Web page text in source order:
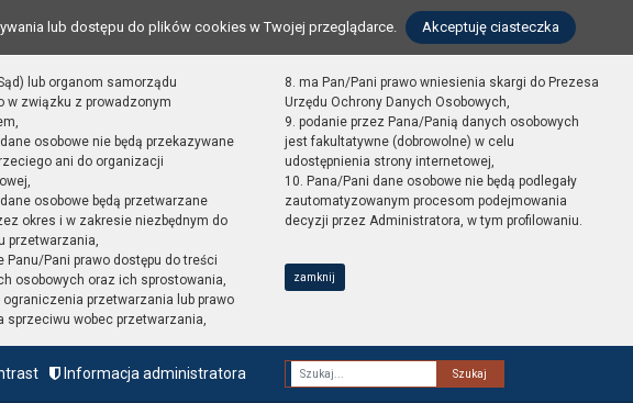
lub dostępu do plików cookies w Twojej przeglądarce. Akceptuję ciasteczka
lub organom samorządu
w związku z prowadzonym
osobowe nie będą przekazywane
ani do organizacji
osobowe będą przetwarzane
okres i w zakresie niezbędnym do
przetwarzania,
Panu/Pani prawo dostępu do treści
osobowych oraz ich sprostowania,
przetwarzania lub prawo
sprzeciwu wobec przetwarzania,
8. ma Pan/Pani prawo wniesienia skargi do Prezesa
Urzędu Ochrony Danych Osobowych,
9. podanie przez Pana/Panią danych osobowych
jest fakultatywne (dobrowolne) w celu
udostępnienia strony internetowej,
10. Pana/Pani dane osobowe nie będą podlegały
zautomatyzowanym procesom podejmowania
decyzji przez Administratora, w tym profilowaniu.
zamknij
Informacja administratora
Fraza